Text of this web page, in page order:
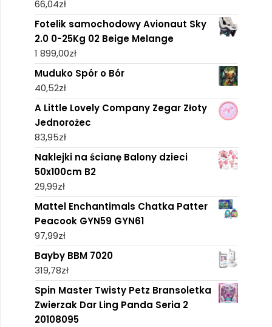
66,04zł
Fotelik samochodowy Avionaut Sky
2.0 0-25Kg 02 Beige Melange
1 899,00zł
Muduko Spór o Bór
40,52zł
A Little Lovely Company Zegar Złoty
Jednorożec
83,95zł
Naklejki na ścianę Balony dzieci
50x100cm B2
29,99zł
Mattel Enchantimals Chatka Patter
Peacook GYN59 GYN61
97,99zł
Bayby BBM 7020
319,78zł
Spin Master Twisty Petz Bransoletka
Zwierzak Dar Ling Panda Seria 2
20108095